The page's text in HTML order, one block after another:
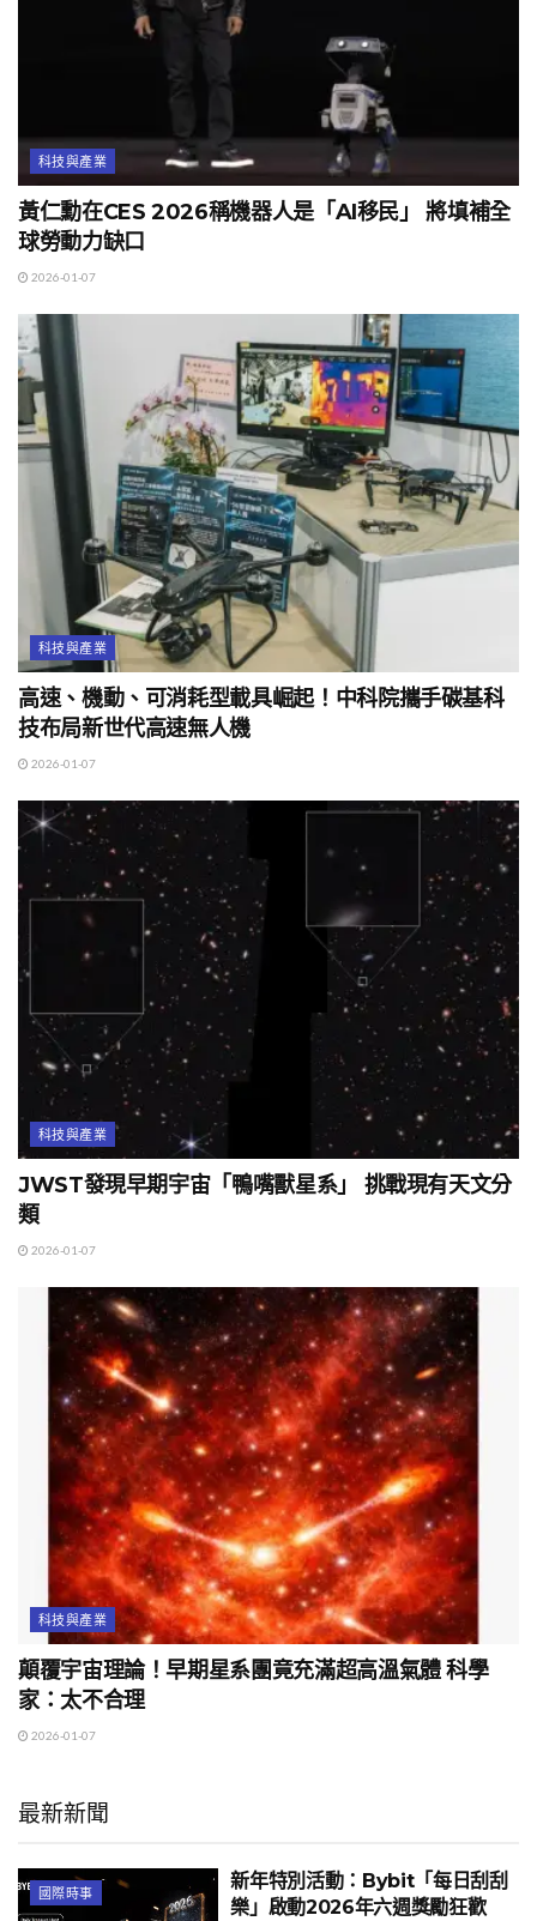
科技與產業
黃仁勳在CES 2026稱機器人是「AI移民」 將填補全
球勞動力缺口
2026-01-07
科技與產業
高速、機動、可消耗型載具崛起！中科院攜手碳基科
技布局新世代高速無人機
2026-01-07
科技與產業
JWST發現早期宇宙「鴨嘴獸星系」 挑戰現有天文分
類
2026-01-07
科技與產業
顛覆宇宙理論！早期星系團竟充滿超高溫氣體 科學
家：太不合理
2026-01-07
最新新聞
國際時事
新年特別活動：Bybit「每日刮刮
樂」啟動2026年六週獎勵狂歡